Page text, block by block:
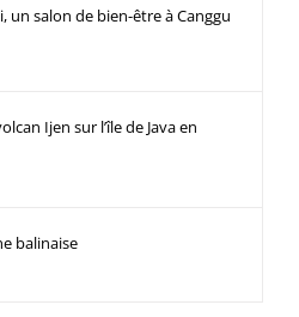
un salon de bien-être à Canggu
Ijen sur l’île de Java en
balinaise